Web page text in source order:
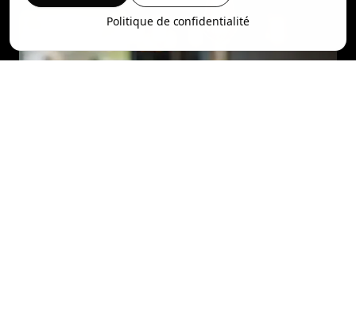
Politique de confidentialité